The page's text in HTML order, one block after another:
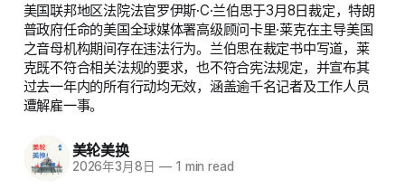
美国联邦地区法院法官罗伊斯·C·兰伯思于3月8日裁定，特朗
普政府任命的美国全球媒体署高级顾问卡里·莱克在主导美国
之音母机构期间存在违法行为。兰伯思在裁定书中写道，莱
克既不符合相关法规的要求，也不符合宪法规定，并宣布其
过去一年内的所有行动均无效，涵盖逾千名记者及工作人员
遭解雇一事。
美轮美换
2026年3月8日 —1 min read